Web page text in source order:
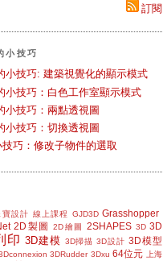
訂閱
小技巧
小技巧: 建築視覺化的顯示模式
小技巧：白色工作室顯示模式
小技巧：兩點透視圖
小技巧：切換透視圖
技巧：修改子物件的選取
寶設計 線上課程 GJD3D Grasshopper
2D製圖 2D繪圖 2SHAPES 3D 3D
印 3D建模 3D掃描 3D設計 3D模型
3DRudder 3Dxu 64位元
上海